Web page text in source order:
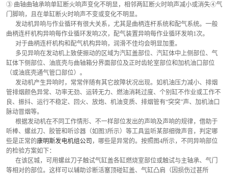
③ 曲轴曲轴承响单缸断火响声变化不明显，相邻两缸断火时响声减小或消失④气
门脚响，且在单缸断火时响声不变或变化不明显。
发动机异响与作业循环有很大关系，尤其是曲柄连杆系统和配气系统。一般
曲柄连杆机构异响每作业循环发响2次，配气装置异响每作业循环发响1次。
对于曲柄连杆机构和配气机构异响，润滑不佳均会明显加重。
多见异响在发动机上致使振动的区域为汽缸盖部位、汽缸体中上侧部位、气
缸体下侧部位、油底壳与曲轴箱分界面部位及正时齿轮室部位和加机油口部位
（或油底壳通气管口部位）。
发动机产生异响时，常常伴随有其它故障状况出现。如机油压力减小、排烟
管排烟颜色异常、功率无劲、运转无力、燃油消耗过度、个别缸不作业或工作不
良、振抖、运行不稳定、回火、放炮、机油变质、排烟管有“突突”声、加机油口
脉动冒烟等。
根据发动机在不同工作情形、不一样部位发出的声响及声响的规律，借助于
听棒、螺丝刀、胶管和听诊器（如图3所示）等工具监听某部细微声音，判定哪
些是正常的康明斯发电机组公司 ，哪些是异常的。按照图4所示，不同异响部位
的检验方案如下：
在该区城，可用螺丝刀子触试气缸盖各缸燃烧室部位或触试与主轴承、气门
等相对的部位。这样可以辅助诊断活塞顶碰缸盖、气缸凸肩（因损伤过甚所